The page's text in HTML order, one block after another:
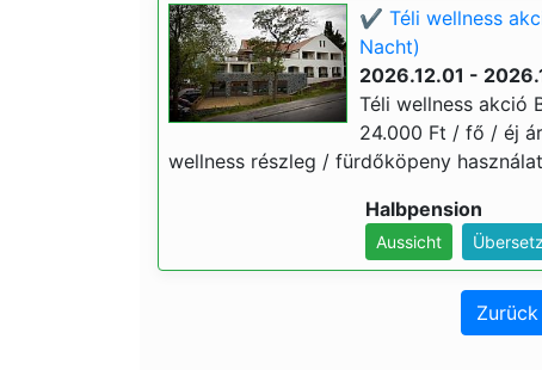
✔️ Téli wellness
Nacht)
2026.12.01 -
Téli wellness akció
24.000 Ft / fő / éj
wellness részleg / fürdőköpeny
Halbpension
Aussicht